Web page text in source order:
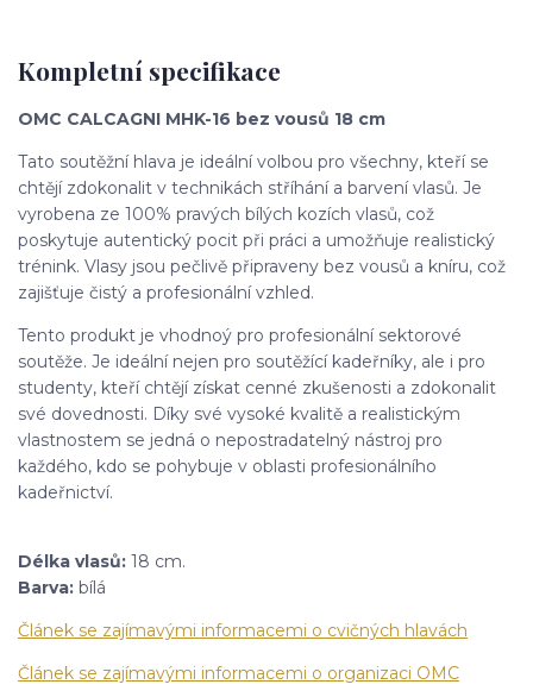
Kompletní specifikace
OMC CALCAGNI MHK-16 bez vousů 18 cm
Tato soutěžní hlava je ideální volbou pro všechny, kteří se
chtějí zdokonalit v technikách stříhání a barvení vlasů. Je
vyrobena ze 100% pravých bílých kozích vlasů, což
poskytuje autentický pocit při práci a umožňuje realistický
trénink. Vlasy jsou pečlivě připraveny bez vousů a kníru, což
zajišťuje čistý a profesionální vzhled.
Tento produkt je vhodnoý pro profesionální sektorové
soutěže. Je ideální nejen pro soutěžící kadeřníky, ale i pro
studenty, kteří chtějí získat cenné zkušenosti a zdokonalit
své dovednosti. Díky své vysoké kvalitě a realistickým
vlastnostem se jedná o nepostradatelný nástroj pro
každého, kdo se pohybuje v oblasti profesionálního
kadeřnictví.
Délka vlasů: 18 cm.
Barva: bílá
Článek se zajímavými informacemi o cvičných hlavách
Článek se zajímavými informacemi o organizaci OMC